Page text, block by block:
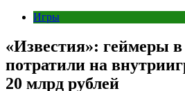
Игры
«Известия»: геймеры
потратили на
20 млрд рублей